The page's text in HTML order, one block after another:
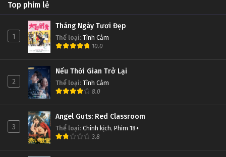
Top phim lẻ
1
Tháng Ngày Tươi Đẹp
Thể loại: Tình Cảm
10.0
2
Nếu Thời Gian Trở Lại
Thể loại: Tình Cảm
8.0
3
Angel Guts: Red Classroom
Thể loại: Chính kịch, Phim 18+
3.8